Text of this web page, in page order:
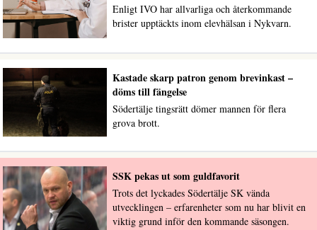
Enligt IVO har allvarliga och återkommande
brister upptäckts inom elevhälsan i Nykvarn.
Kastade skarp patron genom brevinkast –
döms till fängelse
Södertälje tingsrätt dömer mannen för flera
grova brott.
SSK pekas ut som guldfavorit
Trots det lyckades Södertälje SK vända
utvecklingen – erfarenheter som nu har blivit en
viktig grund inför den kommande säsongen.